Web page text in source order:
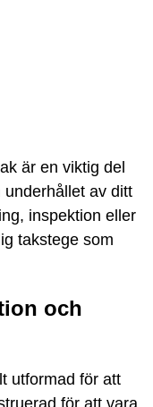
är en viktig del
av ditt
inspektion eller
takstege som
och
utformad för att
för att vara